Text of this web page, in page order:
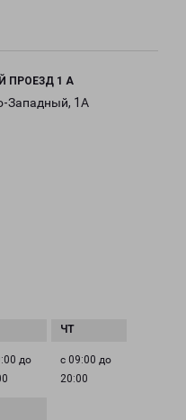
ПРОЕЗД 1 А
Западный, 1А
до
с 09:00 до
20:00